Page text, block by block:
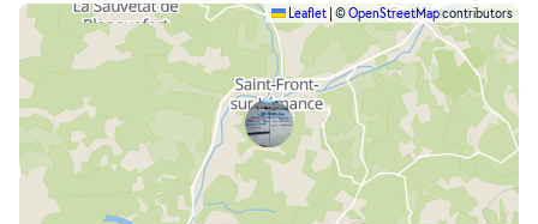
Leaflet ©OpenStreetMapcontributors